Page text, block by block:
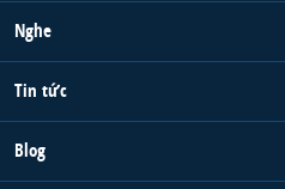
Nghe
Tin tức
Blog